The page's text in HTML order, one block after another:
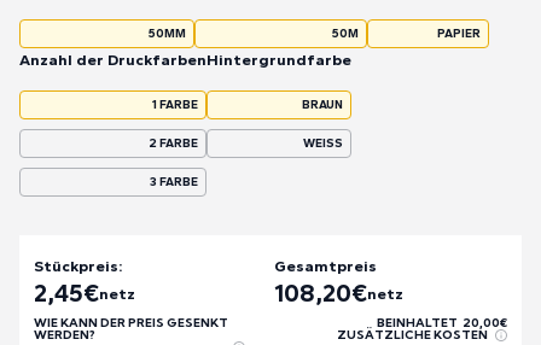
50MM 50M PAPIER
Anzahl der Druckfarben
1 FARBE
2 FARBE
3 FARBE
Hintergrundfarbe
BRAUN
WEISS
Stückpreis:
2,45€netz
WIE KANN DER PREIS GESENKT
WERDEN?
Gesamtpreis
108,20€netz
BEINHALTET 20,00€
ZUSÄTZLICHE KOSTEN